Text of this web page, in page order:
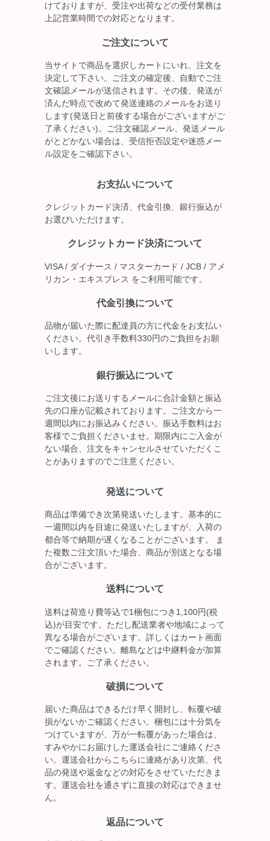
けておりますが、受注や出荷などの受付業務は
上記営業時間での対応となります。
ご注文について
当サイトで商品を選択しカートにいれ、注文を
決定して下さい。ご注文の確定後、自動でご注
文確認メールが送信されます。その後、発送が
済んだ時点で改めて発送連絡のメールをお送り
します(発送日と前後する場合がございますがご
了承ください)。ご注文確認メール、発送メール
がとどかない場合は、受信拒否設定や迷惑メー
ル設定をご確認下さい。
お支払いについて
クレジットカード決済、代金引換、銀行振込が
お選びいただけます。
クレジットカード決済について
VISA / ダイナース / マスターカード / JCB / アメ
リカン・エキスプレス をご利用可能です。
代金引換について
品物が届いた際に配達員の方に代金をお支払い
ください。代引き手数料330円のご負担をお願
いします。
銀行振込について
ご注文後にお送りするメールに合計金額と振込
先の口座が記載されております。ご注文から一
週間以内にお振込みください。振込手数料はお
客様でご負担くださいませ。期限内にご入金が
ない場合、注文をキャンセルさせていただくこ
とがありますのでご注意ください。
発送について
商品は準備でき次第発送いたします。基本的に
一週間以内を目途に発送いたしますが、入荷の
都合等で納期が遅くなることがございます。 ま
た複数ご注文頂いた場合、商品が別送となる場
合がございます。
送料について
送料は荷造り費等込で1梱包につき1,100円(税
込)が目安です。ただし配送業者や地域によって
異なる場合がございます。詳しくはカート画面
でご確認ください。離島などは中継料金が加算
されます。ご了承ください。
破損について
届いた商品はできるだけ早く開封し、転覆や破
損がないかご確認ください。梱包には十分気を
つけていますが、万が一転覆があった場合は、
すみやかにお届けした運送会社にご連絡くださ
い。運送会社からこちらに連絡があり次第、代
品の発送や返金などの対応をさせていただきま
す。運送会社を通さずに直接の対応はできませ
ん。
返品について